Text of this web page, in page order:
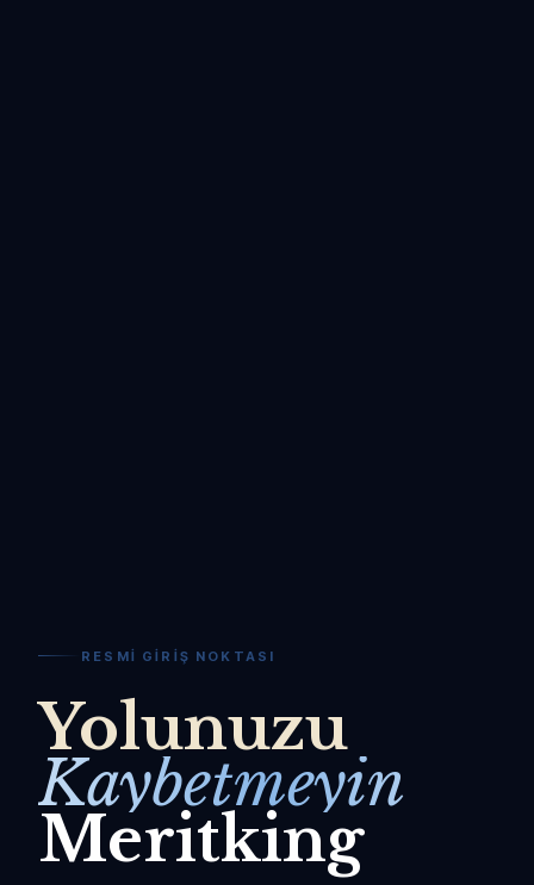
RESMI GIRIŞ NOKTASI
Yolunuzu
Kaybetmeyin
Meritking